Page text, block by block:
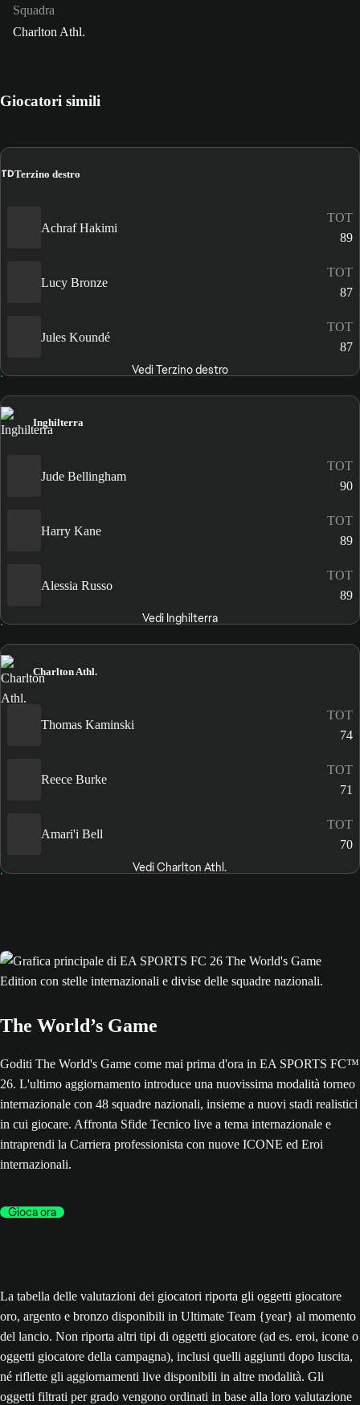
Squadra
Charlton Athl.
Giocatori simili
TDTerzino destro
Achraf Hakimi
TOT
89
Lucy Bronze
TOT
87
Jules Koundé
TOT
87
Vedi Terzino destro
Inghilterra
Jude Bellingham
TOT
90
Harry Kane
TOT
89
Alessia Russo
TOT
89
Vedi Inghilterra
Charlton Athl.
Thomas Kaminski
TOT
74
Reece Burke
TOT
71
Amari'i Bell
TOT
70
Vedi Charlton Athl.
The World’s Game
Goditi The World's Game come mai prima d'ora in EA SPORTS FC™
26. L'ultimo aggiornamento introduce una nuovissima modalità torneo
internazionale con 48 squadre nazionali, insieme a nuovi stadi realistici
in cui giocare. Affronta Sfide Tecnico live a tema internazionale e
intraprendi la Carriera professionista con nuove ICONE ed Eroi
internazionali.
Gioca ora
La tabella delle valutazioni dei giocatori riporta gli oggetti giocatore
oro, argento e bronzo disponibili in Ultimate Team {year} al momento
del lancio. Non riporta altri tipi di oggetti giocatore (ad es. eroi, icone o
oggetti giocatore della campagna), inclusi quelli aggiunti dopo luscita,
né riflette gli aggiornamenti live disponibili in altre modalità. Gli
oggetti filtrati per grado vengono ordinati in base alla loro valutazione